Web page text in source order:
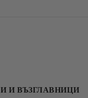
И ВЪЗГЛАВНИЦИ